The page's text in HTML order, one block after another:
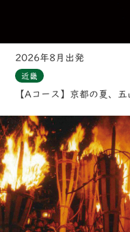
2026年8月出発
近畿
【Aコース】京都の夏、五